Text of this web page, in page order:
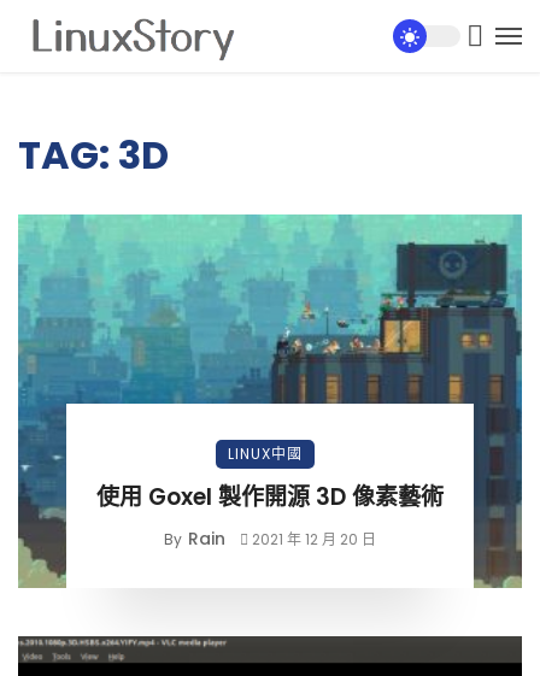
TAG: 3D
LINUX中國
使用 Goxel 製作開源 3D 像素藝術
By Rain 2021 年 12 月 20 日